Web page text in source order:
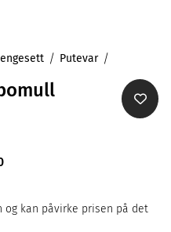
Putevar
og kan påvirke prisen på det